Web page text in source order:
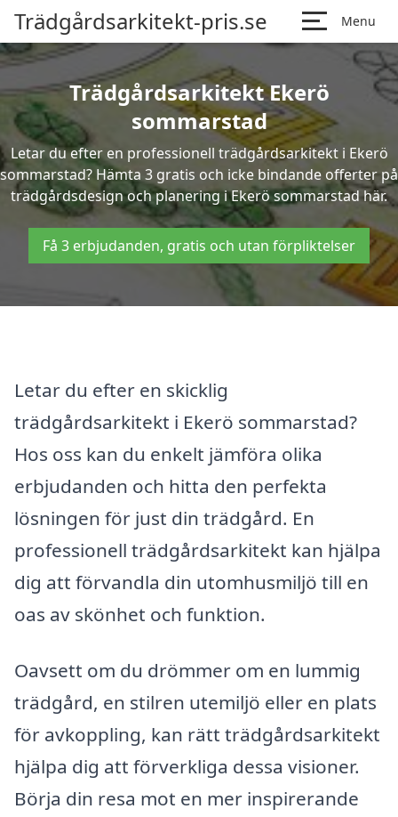
Trädgårdsarkitekt-pris.se Menu
Trädgårdsarkitekt Ekerö
sommarstad
Letar du efter en professionell trädgårdsarkitekt i Ekerö
sommarstad? Hämta 3 gratis och icke bindande offerter på
trädgårdsdesign och planering i Ekerö sommarstad här.
Få 3 erbjudanden, gratis och utan förpliktelser
Letar du efter en skicklig
trädgårdsarkitekt i Ekerö sommarstad?
Hos oss kan du enkelt jämföra olika
erbjudanden och hitta den perfekta
lösningen för just din trädgård. En
professionell trädgårdsarkitekt kan hjälpa
dig att förvandla din utomhusmiljö till en
oas av skönhet och funktion.
Oavsett om du drömmer om en lummig
trädgård, en stilren utemiljö eller en plats
för avkoppling, kan rätt trädgårdsarkitekt
hjälpa dig att förverkliga dessa visioner.
Börja din resa mot en mer inspirerande